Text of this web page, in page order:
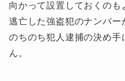
向かって設置しておくの
逃亡した強盗犯のナンバー
のちのち犯人逮捕の決め手
ん。